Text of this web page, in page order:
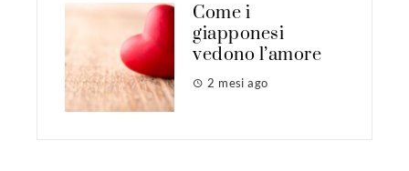
Come i
giapponesi
vedono l’amore
2 mesi ago